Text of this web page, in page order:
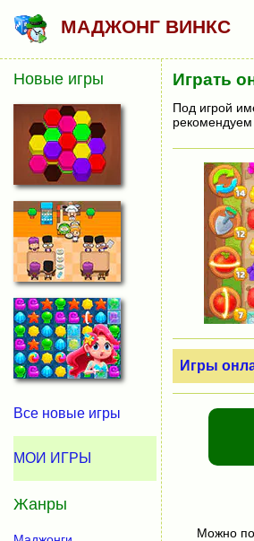
МАДЖОНГ ВИНКС
Играть
Под игрой
рекомендуем
Игры
Можно
Новые игры
Все новые игры
МОИ ИГРЫ
Жанры